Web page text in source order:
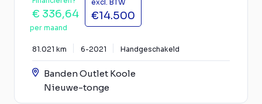
€ 336,64
per maand
excl. BTW
€14.500
81.021 km 6-2021 Handgeschakeld
Banden Outlet Koole
Nieuwe-tonge